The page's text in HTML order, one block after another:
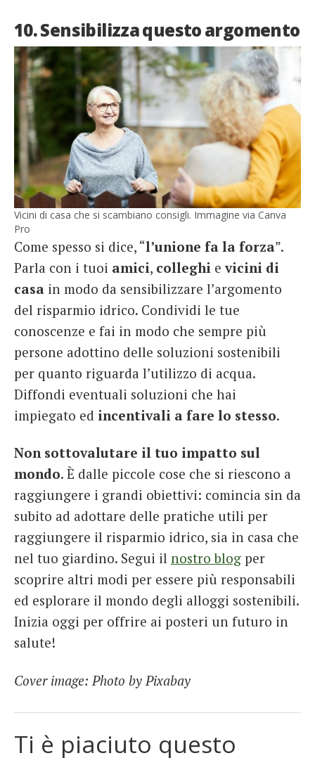
10. Sensibilizza questo argomento
Vicini di casa che si scambiano consigli. Immagine via Canva
Pro
Come spesso si dice, “l’unione fa la forza”.
Parla con i tuoi amici, colleghi evicini di
casa in modo da sensibilizzare l’argomento
del risparmio idrico. Condividi le tue
conoscenze e fai in modo che sempre più
persone adottino delle soluzioni sostenibili
per quanto riguarda l’utilizzo di acqua.
Diffondi eventuali soluzioni che hai
impiegato ed incentivali a fare lo stesso.
Non sottovalutare il tuo impatto sul
mondo. È dalle piccole cose che si riescono a
raggiungere i grandi obiettivi: comincia sin da
subito ad adottare delle pratiche utili per
raggiungere il risparmio idrico, sia in casa che
nel tuo giardino. Segui il nostro blog per
scoprire altri modi per essere più responsabili
ed esplorare il mondo degli alloggi sostenibili.
Inizia oggi per offrire ai posteri un futuro in
salute!
Cover image: Photo by Pixabay
Ti è piaciuto questo